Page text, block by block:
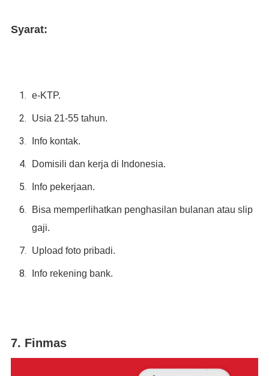
Syarat:
e-KTP.
Usia 21-55 tahun.
Info kontak.
Domisili dan kerja di Indonesia.
Info pekerjaan.
Bisa memperlihatkan penghasilan bulanan atau slip
gaji.
Upload foto pribadi.
Info rekening bank.
7. Finmas